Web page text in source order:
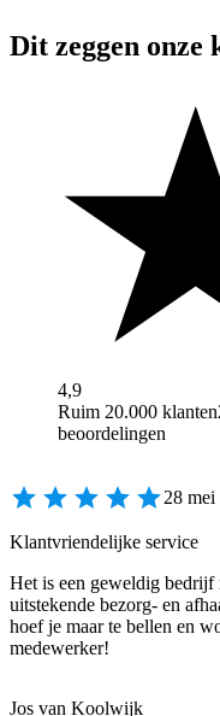
Dit zeggen onze
4,9
Ruim 20.000 klanten
beoordelingen
28 mei
Klantvriendelijke service
Het is een geweldig bedrijf
uitstekende bezorg- en
hoef je maar te bellen en
medewerker!
Jos van Koolwijk